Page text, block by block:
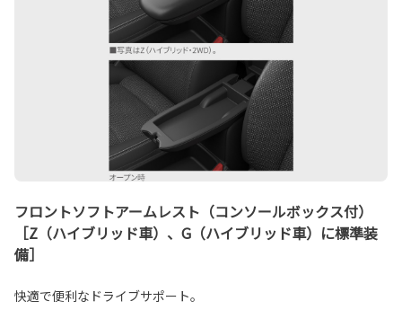
フロントソフトアームレスト（コンソールボックス付）
［Z（ハイブリッド車）、G（ハイブリッド車）に標準装
備］
快適で便利なドライブサポート。